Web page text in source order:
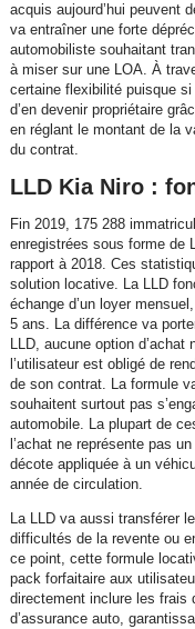
acquis aujourd’hui peuvent
va entraîner une forte
automobiliste souhaitant
à miser sur une LOA. À
certaine flexibilité puisque
d’en devenir propriétaire
en réglant le montant de la
du contrat.
LLD Kia Niro :
Fin 2019, 175 288
enregistrées sous forme de
rapport à 2018. Ces
solution locative. La LLD
échange d’un loyer
5 ans. La différence va
LLD, aucune option d’achat
l’utilisateur est obligé de
de son contrat. La formule
souhaitent surtout pas
automobile. La plupart de
l’achat ne représente pas
décote appliquée à un
année de circulation.
La LLD va aussi transférer
difficultés de la revente ou
ce point, cette formule
pack forfaitaire aux
directement inclure les frais
d’assurance auto,